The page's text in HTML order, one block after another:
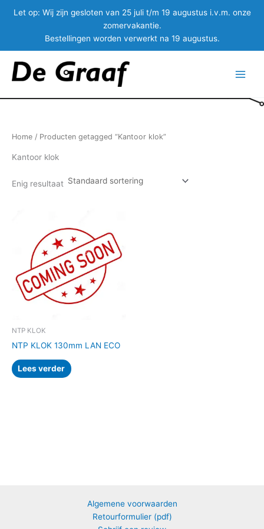
Let op: Wij zijn gesloten van 25 juli t/m 19 augustus i.v.m. onze
zomervakantie.
Bestellingen worden verwerkt na 19 augustus.
naar
Menu
Home / Producten getagged “Kantoor klok”
Kantoor klok
Enig resultaat
NTP KLOK
NTP KLOK 130mm LAN ECO
Lees verder
Algemene voorwaarden
Retourformulier (pdf)